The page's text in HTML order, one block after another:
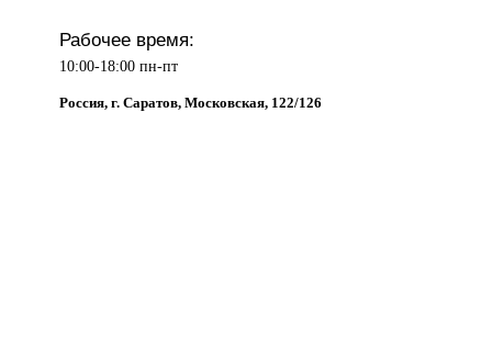
Рабочее время:
10:00-18:00 пн-пт
Россия, г. Саратов, Московская, 122/126